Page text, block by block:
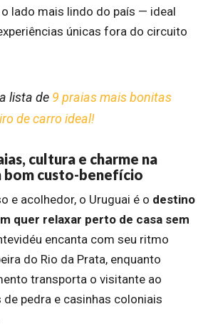
lado mais lindo do país — ideal
únicas fora do circuito
lista de 9 praias mais bonitas
de carro ideal!
cultura e charme na
bom custo-benefício
e acolhedor, o Uruguai é o destino
quer relaxar perto de casa sem
encanta com seu ritmo
do Rio da Prata, enquanto
transporta o visitante ao
pedra e casinhas coloniais